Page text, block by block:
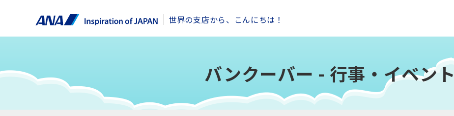
世界の支店から、こんにちは！
バンクーバー - 行事・イベント